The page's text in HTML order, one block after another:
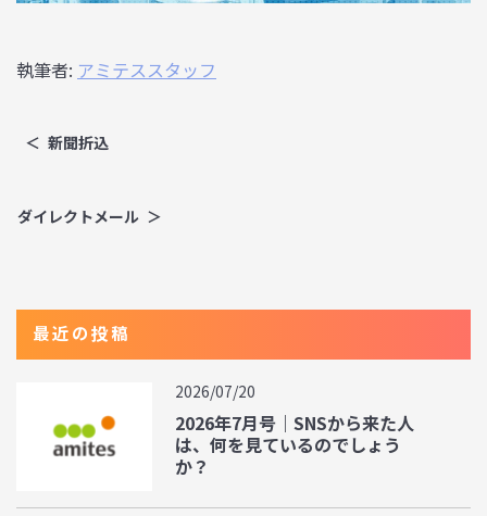
執筆者: アミテススタッフ
新聞折込
ダイレクトメール
最近の投稿
2026/07/20
2026年7月号｜SNSから来た人
は、何を見ているのでしょう
か？